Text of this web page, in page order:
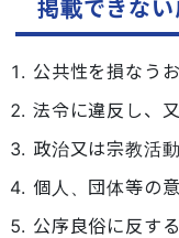
掲載できない
公共性を損なう
法令に違反し、
政治又は宗教活
個人、団体等の
公序良俗に反す